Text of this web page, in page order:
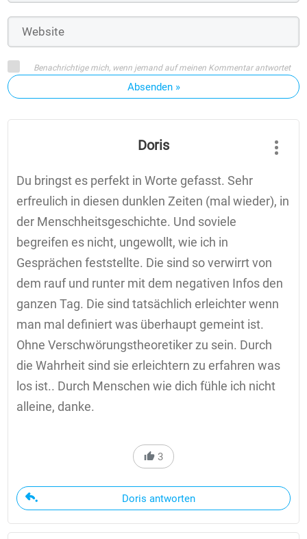
Benachrichtige mich, wenn jemand auf meinen Kommentar antwortet
Absenden »
Doris
Du bringst es perfekt in Worte gefasst. Sehr
erfreulich in diesen dunklen Zeiten (mal wieder), in
der Menschheitsgeschichte. Und soviele
begreifen es nicht, ungewollt, wie ich in
Gesprächen feststellte. Die sind so verwirrt von
dem rauf und runter mit dem negativen Infos den
ganzen Tag. Die sind tatsächlich erleichter wenn
man mal definiert was überhaupt gemeint ist.
Ohne Verschwörungstheoretiker zu sein. Durch
die Wahrheit sind sie erleichtern zu erfahren was
los ist.. Durch Menschen wie dich fühle ich nicht
alleine, danke.
3
Doris antworten